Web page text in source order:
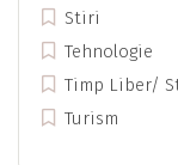
Stiri
Tehnologie
Timp Liber/
Turism